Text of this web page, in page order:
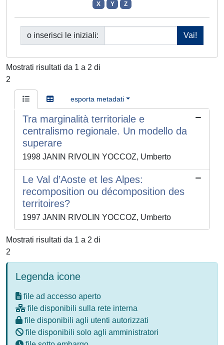
X
Y Z
o inserisci le iniziali:
Mostrati risultati da 1 a 2 di
2
esporta metadati
Tra marginalità territoriale e
centralismo regionale. Un modello da
superare
1998 JANIN RIVOLIN YOCCOZ, Umberto
Le Val d’Aoste et les Alpes:
recomposition ou décomposition des
territoires?
1997 JANIN RIVOLIN YOCCOZ, Umberto
Mostrati risultati da 1 a 2 di
2
Legenda icone
file ad accesso aperto
file disponibili sulla rete interna
file disponibili agli utenti autorizzati
file disponibili solo agli amministratori